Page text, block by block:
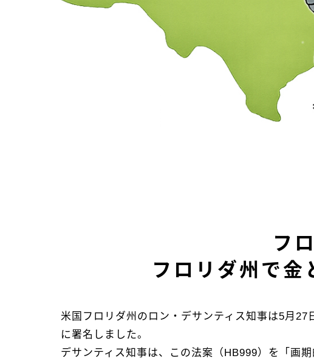
フ
フロリダ州で
米国フロリダ州のロン・デサンティス知事は5月
に署名しました。
デサンティス知事は、この法案（HB999）を「画